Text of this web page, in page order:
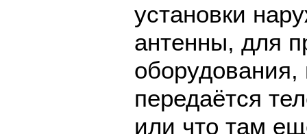
установки
антенны, для
оборудования,
передаётся
или что там